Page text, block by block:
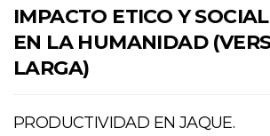
IMPACTO ETICO Y
EN LA HUMANIDAD
LARGA)
PRODUCTIVIDAD EN JAQUE.